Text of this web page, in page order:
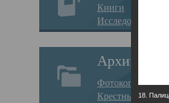
Книги
Исследования
Архив
Фотокопии дел
Крестные ходы
18.